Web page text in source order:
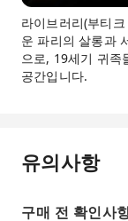
라이브러리(부티
운 파리의 살롱과
으로, 19세기 귀족
공간입니다.
유의사항
구매 전 확인사